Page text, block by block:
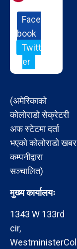
Face
book
Twitt
er
(अमेरिकाको
कोलोराडो सेक्रेटरी
अफ स्टेटमा दर्ता
भएको कोलोराडो खबर
कम्पनीद्वारा
सञ्चालित)
मुख्य कार्यालयः
1343 W 133rd
cir,
WestministerCol